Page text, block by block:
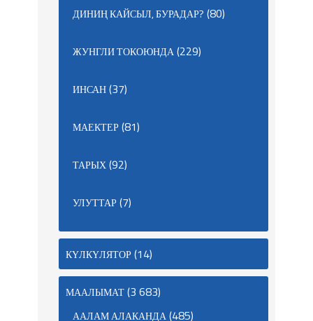
ДИНИҢ КАЙСЫЛ, БУРАДАР? (80)
ЖУНГЛИ ТОКОЮНДА(229)
ИНСАН(37)
МАЕКТЕР(81)
ТАРЫХ(92)
УЛУТТАР(7)
КҮЛКҮЛЯТОР(14)
МААЛЫМАТ(3 683)
ААЛАМ АЛАКАНДА(485)